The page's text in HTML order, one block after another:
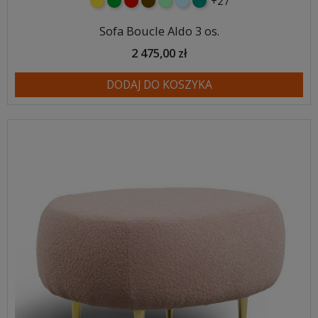
Sofa Boucle Aldo 3 os.
2 475,00 zł
DODAJ DO KOSZYKA